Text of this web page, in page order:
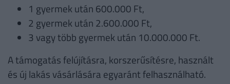
1 gyermek után 600.000 Ft,
2 gyermek után 2.600.000 Ft,
3 vagy több gyermek után 10.000.000 Ft.
A támogatás felújításra, korszerűsítésre, használt
és új lakás vásárlására egyaránt felhasználható.